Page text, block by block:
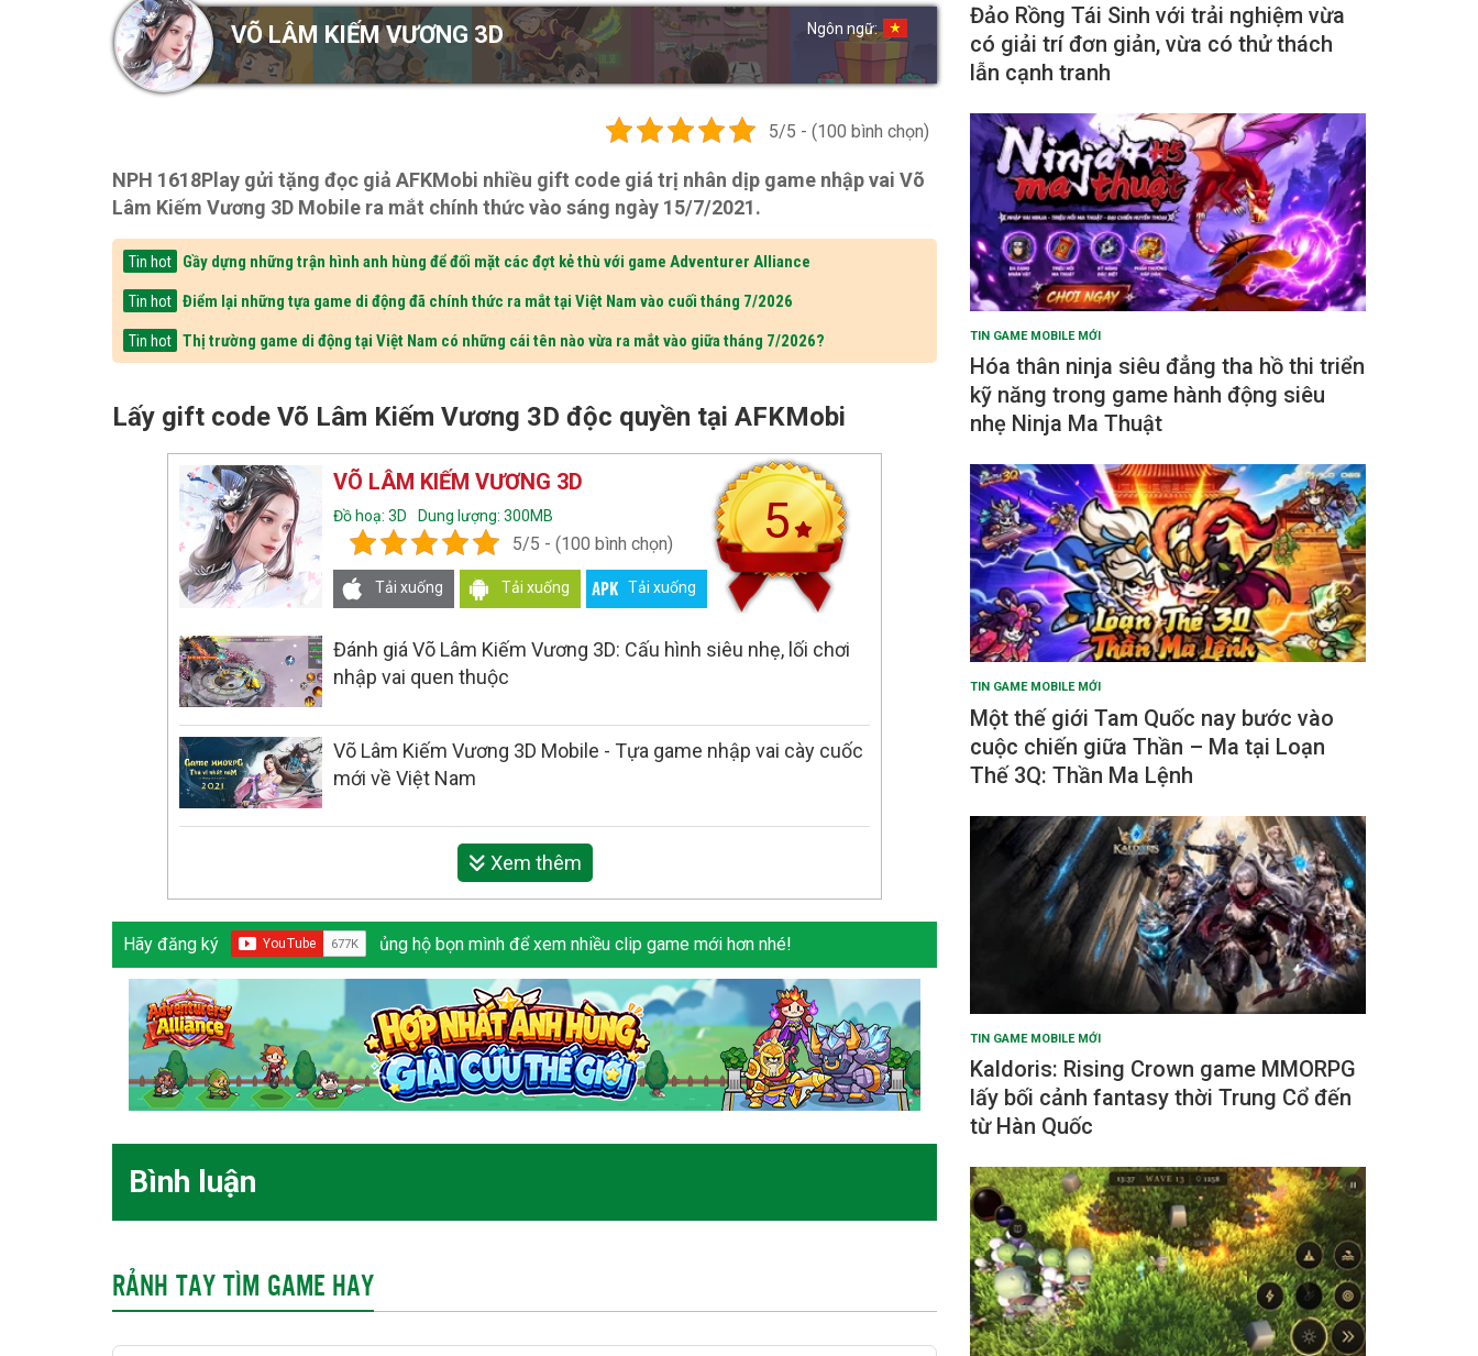
VÕ LÂM KIẾM VƯƠNG 3D Ngôn ngữ:
5/5 - (100 bình chọn)
NPH 1618Play gửi tặng đọc giả AFKMobi nhiều gift code giá trị nhân dịp game nhập vai Võ
Lâm Kiếm Vương 3D Mobile ra mắt chính thức vào sáng ngày 15/7/2021.
Tin hot Gầy dựng những trận hình anh hùng để đối mặt các đợt kẻ thù với game Adventurer Alliance
Tin hot Điểm lại những tựa game di động đã chính thức ra mắt tại Việt Nam vào cuối tháng 7/2026
Tin hot Thị trường game di động tại Việt Nam có những cái tên nào vừa ra mắt vào giữa tháng 7/2026?
Lấy gift code Võ Lâm Kiếm Vương 3D độc quyền tại AFKMobi
VÕ LÂM KIẾM VƯƠNG 3D
Đồ hoạ: 3D Dung lượng: 300MB
5/5 - (100 bình chọn)
Tải xuống Tải xuống Tải xuống
5
Đánh giá Võ Lâm Kiếm Vương 3D: Cấu hình siêu nhẹ, lối chơi
nhập vai quen thuộc
Võ Lâm Kiếm Vương 3D Mobile - Tựa game nhập vai cày cuốc
mới về Việt Nam
Xem thêm
Hãy đăng ký ủng hộ bọn mình để xem nhiều clip game mới hơn nhé!
Bình luận
RẢNH TAY TÌM GAME HAY
Đảo Rồng Tái Sinh với trải nghiệm vừa
có giải trí đơn giản, vừa có thử thách
lẫn cạnh tranh
TIN GAME MOBILE MỚI
Hóa thân ninja siêu đẳng tha hồ thi triển
kỹ năng trong game hành động siêu
nhẹ Ninja Ma Thuật
TIN GAME MOBILE MỚI
Một thế giới Tam Quốc nay bước vào
cuộc chiến giữa Thần – Ma tại Loạn
Thế 3Q: Thần Ma Lệnh
TIN GAME MOBILE MỚI
Kaldoris: Rising Crown game MMORPG
lấy bối cảnh fantasy thời Trung Cổ đến
từ Hàn Quốc